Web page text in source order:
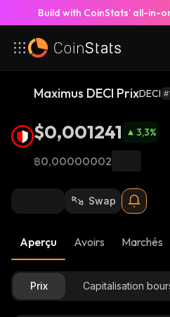
Build with CoinStats’ all-in-
Maximus DECI PrixDECI
$0,001241 3,3%
฿0,00000002
Swap
Aperçu Avoirs Marchés
Prix Capitalisation